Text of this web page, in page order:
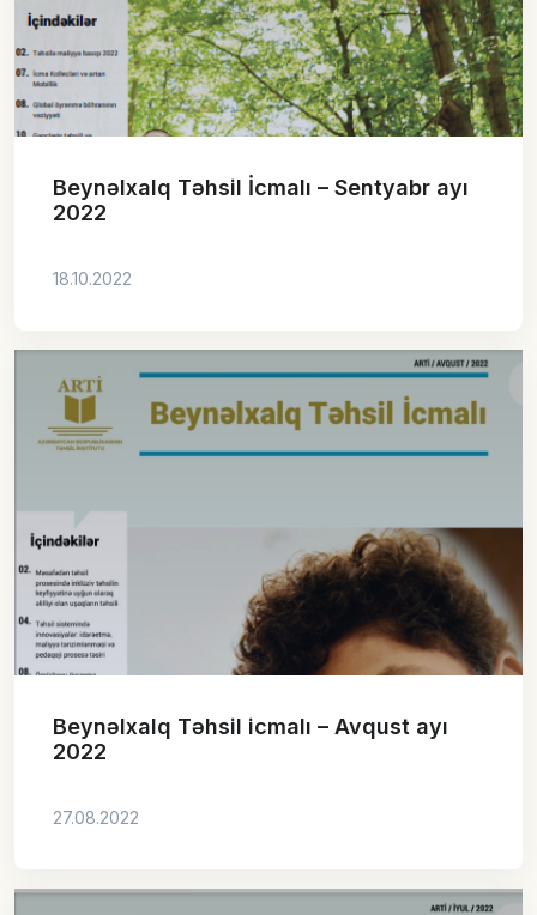
Beynəlxalq Təhsil İcmalı – Sentyabr ayı
2022
18.10.2022
Beynəlxalq Təhsil icmalı – Avqust ayı
2022
27.08.2022